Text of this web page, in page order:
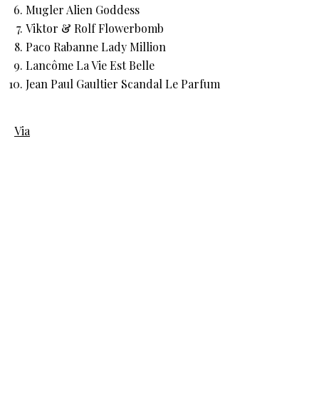
Mugler Alien Goddess
Viktor & Rolf Flowerbomb
Paco Rabanne Lady Million
Lancôme La Vie Est Belle
Jean Paul Gaultier Scandal Le Parfum
Via